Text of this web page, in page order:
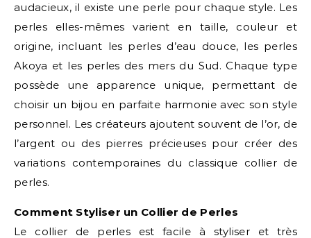
audacieux, il existe une perle pour chaque style. Les
perles elles-mêmes varient en taille, couleur et
origine, incluant les perles d’eau douce, les perles
Akoya et les perles des mers du Sud. Chaque type
possède une apparence unique, permettant de
choisir un bijou en parfaite harmonie avec son style
personnel. Les créateurs ajoutent souvent de l’or, de
l’argent ou des pierres précieuses pour créer des
variations contemporaines du classique collier de
perles.
Comment Styliser un Collier de Perles
Le collier de perles est facile à styliser et très